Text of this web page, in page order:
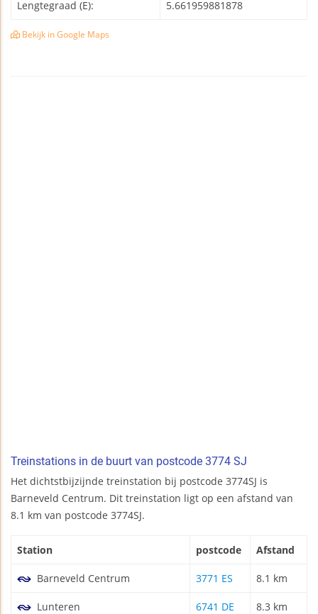
Lengtegraad (E): 5.661959881878
Bekijk in Google Maps
Treinstations in de buurt van postcode 3774 SJ
Het dichtstbijzijnde treinstation bij postcode 3774SJ is
Barneveld Centrum. Dit treinstation ligt op een afstand van
8.1 km van postcode 3774SJ.
Station postcode Afstand
Barneveld Centrum 3771 ES 8.1 km
Lunteren 6741 DE 8.3 km